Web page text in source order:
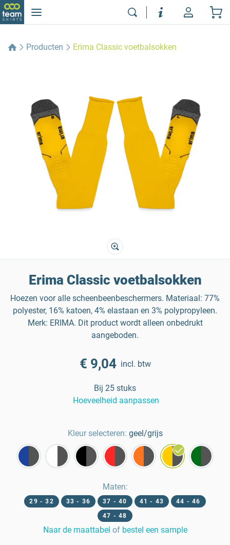
Producten Erima Classic voetbalsokken
Erima Classic voetbalsokken
Hoezen voor alle scheenbeenbeschermers. Materiaal: 77%
polyester, 16% katoen, 4% elastaan en 3% polypropyleen.
Merk: ERIMA. Dit product wordt alleen onbedrukt
aangeboden.
€ 9,04 incl. btw
Bij 25 stuks
Hoeveelheid aanpassen
Kleur selecteren: geel/grijs
Maten:
29 - 32 33 - 36 37 - 40 41 - 43
44 - 46
47 - 48
Naar de maattabel of bestel een sample